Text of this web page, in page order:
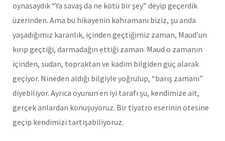
oynasaydık “Ya savaş da ne kötü bir şey” deyip geçerdik
üzerinden. Ama bu hikayenin kahramanı biziz, şu anda
yaşadığımız karanlık, içinden geçtiğimiz zaman, Maud’un
kırıp geçtiği, darmadağın ettiği zaman. Maud o zamanın
içinden, sudan, topraktan ve kadim bilgiden güç alarak
geçiyor. Nineden aldığı bilgiyle yoğrulup, “barış zamanı”
diyebiliyor. Ayrıca oyunun en iyi tarafı şu, kendimize ait,
gerçek anlardan konuşuyoruz. Bir tiyatro eserinin ötesine
geçip kendimizi tartışabiliyoruz.